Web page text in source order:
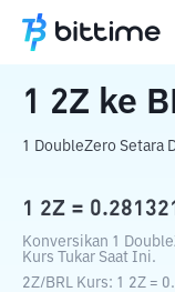
Beranda
1 2Z ke
1 DoubleZero Setara
1 2Z =
Konversikan 1
Kurs Tukar Saat Ini.
2Z/BRL Kurs: 1 2Z =